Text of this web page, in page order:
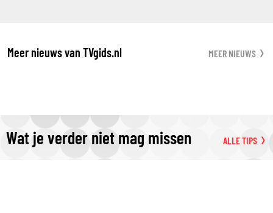
Meer nieuws van TVgids.nl MEER NIEUWS
Wat je verder niet mag missen ALLE TIPS